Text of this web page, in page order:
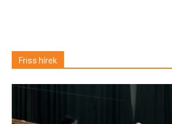
Friss hírek